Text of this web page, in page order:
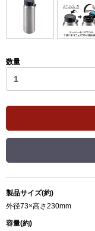
数量
製品サイズ(約)
外径73×高さ230mm
容量(約)